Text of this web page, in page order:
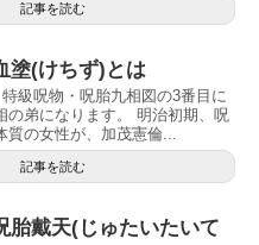
記事を読む
塗(けちず)とは
級呪物・呪胎九相図の3番目に
の弟になります。 明治初期、呪
質の女性が、加茂憲倫...
記事を読む
胎戴天(じゅたいたいて